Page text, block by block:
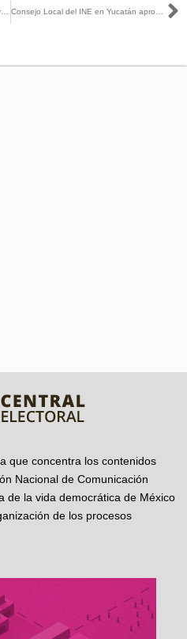
que concentra los contenidos
Nacional de Comunicación
de la vida democrática de México
de los procesos